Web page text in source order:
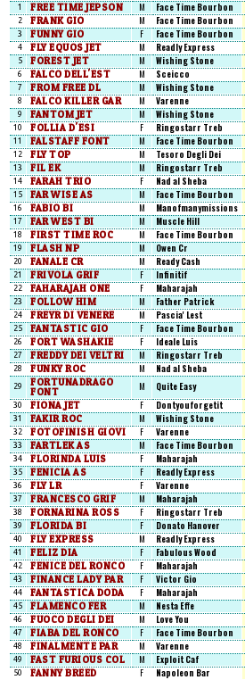
1 FREE TIME JEPSON M Face Time Bourbon
2 FRANK GIO M Face Time Bourbon
3 FUNNY GIO F Face Time Bourbon
4 FLY EQUOS JET M Readly Express
5 FOREST JET M Wishing Stone
6 FALCO DELL'EST M Sceicco
7 FROM FREE DL M Wishing Stone
8 FALCO KILLER GAR M Varenne
9 FANTOM JET M Wishing Stone
10 FOLLIA D'ESI F Ringostarr Treb
11 FALSTAFF FONT M Face Time Bourbon
12 FLY TOP M Tesoro Degli Dei
13 FIL EK M Ringostarr Treb
14 FARAH TRIO F Nad al Sheba
15 FAR WISE AS M Face Time Bourbon
16 FABIO BI M Manofmanymissions
17 FAR WEST BI M Muscle Hill
18 FIRST TIME ROC M Face Time Bourbon
19 FLASH NP M Owen Cr
20 FANALE CR M Ready Cash
21 FRIVOLA GRIF F Infinitif
22 FAHARAJAH ONE F Maharajah
23 FOLLOW HIM M Father Patrick
24 FREYR DI VENERE M Pascia' Lest
25 FANTASTIC GIO F Face Time Bourbon
26 FORT WASHAKIE F Ideale Luis
27 FREDDY DEI VELTRI M Ringostarr Treb
28 FUNKY ROC M Nad al Sheba
29 FORTUNADRAGO
FONT M Quite Easy
30 FIONA JET F Dontyouforgetit
31 FAKIR ROC M Wishing Stone
32 FOTOFINISH GIOVI F Varenne
33 FARTLEK AS M Face Time Bourbon
34 FLORINDA LUIS F Maharajah
35 FENICIA AS F Readly Express
36 FLY LR F Varenne
37 FRANCESCO GRIF M Maharajah
38 FORNARINA ROSS F Ringostarr Treb
39 FLORIDA BI F Donato Hanover
40 FLY EXPRESS M Readly Express
41 FELIZ DIA F Fabulous Wood
42 FENICE DEL RONCO F Maharajah
43 FINANCE LADY PAR F Victor Gio
44 FANTASTICA DODA F Maharajah
45 FLAMENCO FER M Nesta Effe
46 FUOCO DEGLI DEI M Love You
47 FIABA DEL RONCO F Face Time Bourbon
48 FINALMENTE PAR M Varenne
49 FAST FURIOUS COL M Exploit Caf
50 FANNY BREED F Napoleon Bar